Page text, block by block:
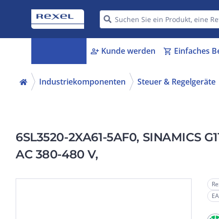
person_add Kunde werden shopping_cart Einfaches
Industriekomponenten Steuer & Regelgeräte
6SL3520-2XA61-5AF0, SINAMICS
AC 380-480 V,